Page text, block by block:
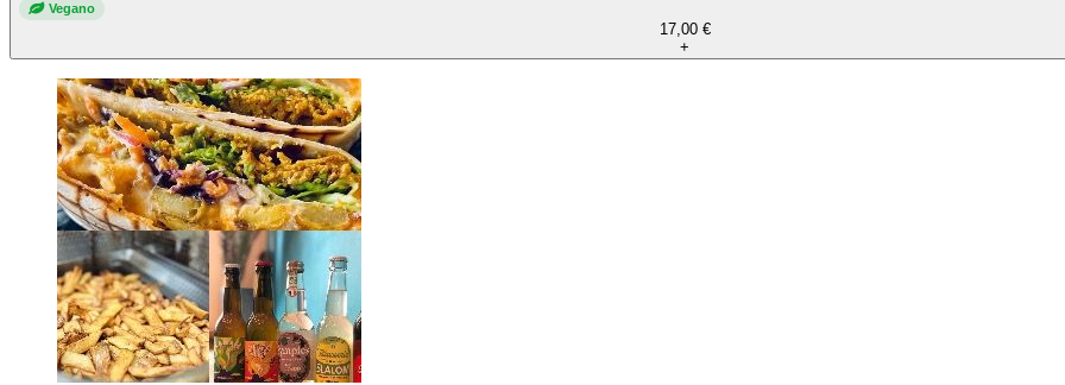
Vegano
17,00 €
+